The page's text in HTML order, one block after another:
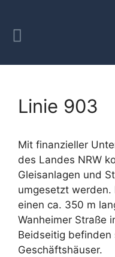
Linie 903
Mit finanzieller
des Landes NRW
Gleisanlagen und
umgesetzt werden.
einen ca. 350 m
Wanheimer Straße
Beidseitig befinden
Geschäftshäuser.